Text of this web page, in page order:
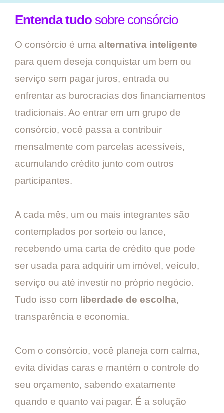
Entenda tudo sobre consórcio
O consórcio é uma alternativa inteligente
para quem deseja conquistar um bem ou
serviço sem pagar juros, entrada ou
enfrentar as burocracias dos financiamentos
tradicionais. Ao entrar em um grupo de
consórcio, você passa a contribuir
mensalmente com parcelas acessíveis,
acumulando crédito junto com outros
participantes.
A cada mês, um ou mais integrantes são
contemplados por sorteio ou lance,
recebendo uma carta de crédito que pode
ser usada para adquirir um imóvel, veículo,
serviço ou até investir no próprio negócio.
Tudo isso com liberdade de escolha,
transparência e economia.
Com o consórcio, você planeja com calma,
evita dívidas caras e mantém o controle do
seu orçamento, sabendo exatamente
quando e quanto vai pagar. É a solução